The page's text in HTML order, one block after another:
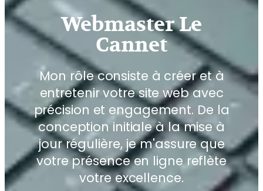
Webmaster Le
Cannet
Mon rôle consiste à créer et à
entretenir votre site web avec
précision et engagement. De la
conception initiale à la mise à
jour régulière, je m'assure que
votre présence en ligne reflète
votre excellence.